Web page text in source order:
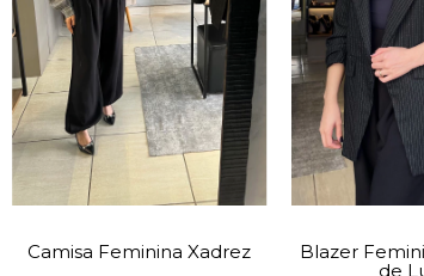
Camisa Feminina Xadrez
Blazer
de